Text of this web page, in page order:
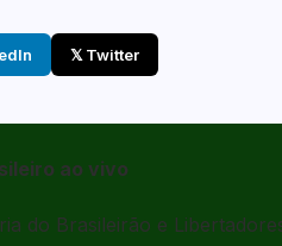
𝕏 Twitter
ao vivo
do Brasileirão e